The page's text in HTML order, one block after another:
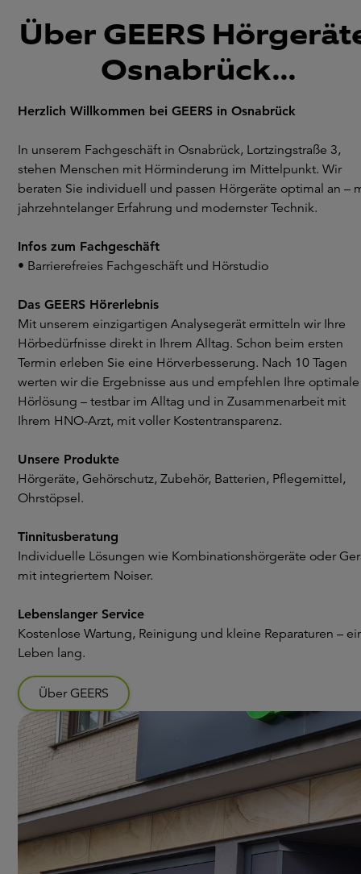
Über GEERS
Osnabrück...
Herzlich Willkommen bei GEERS in Osnabrück
In unserem Fachgeschäft in Osnabrück, Lortzingstraße 3,
stehen Menschen mit Hörminderung im Mittelpunkt. Wir
beraten Sie individuell und passen Hörgeräte optimal an –
jahrzehntelanger Erfahrung und modernster Technik.
Infos zum Fachgeschäft
• Barrierefreies Fachgeschäft und Hörstudio
Das GEERS Hörerlebnis
Mit unserem einzigartigen Analysegerät ermitteln wir Ihre
Hörbedürfnisse direkt in Ihrem Alltag. Schon beim ersten
Termin erleben Sie eine Hörverbesserung. Nach 10 Tagen
werten wir die Ergebnisse aus und empfehlen Ihre optimale
Hörlösung – testbar im Alltag und in Zusammenarbeit mit
Ihrem HNO-Arzt, mit voller Kostentransparenz.
Unsere Produkte
Hörgeräte, Gehörschutz, Zubehör, Batterien, Pflegemittel,
Ohrstöpsel.
Tinnitusberatung
Individuelle Lösungen wie Kombinationshörgeräte oder
mit integriertem Noiser.
Lebenslanger Service
Kostenlose Wartung, Reinigung und kleine Reparaturen –
Leben lang.
Über GEERS